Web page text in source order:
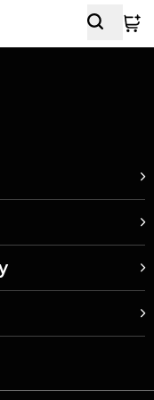
hotel, Praha, CZ